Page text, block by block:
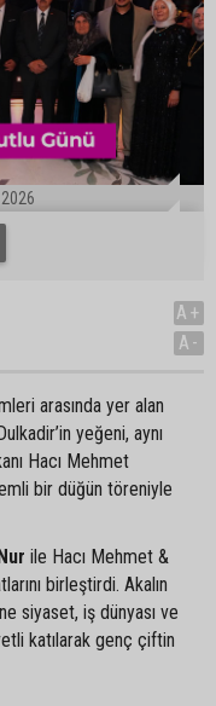
A+
A-
arasında yer alan
yeğeni, aynı
Hacı Mehmet
bir düğün töreniyle
ile Hacı Mehmet &
birleştirdi. Akalın
siyaset, iş dünyası ve
katılarak genç çiftin